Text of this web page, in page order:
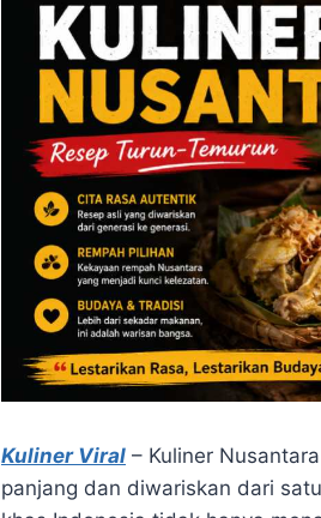
Kuliner Viral – Kuliner
panjang dan diwariskan dari